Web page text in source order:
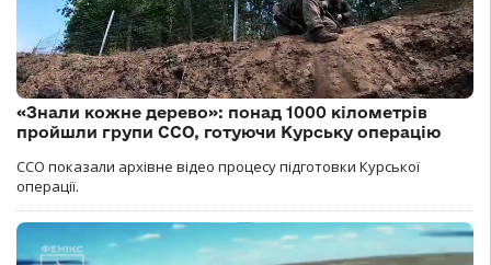
«Знали кожне дерево»: понад 1000 кілометрів
пройшли групи ССО, готуючи Курську операцію
ССО показали архівне відео процесу підготовки Курської
операції.